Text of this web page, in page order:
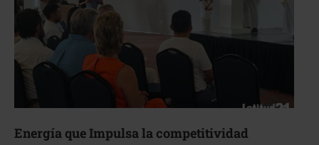
Energía que Impulsa la competitividad